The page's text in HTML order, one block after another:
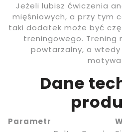
Jeżeli lubisz ćwiczenia
mięśniowych, a przy tym
taki dodatek może być
treningowego. Trening
powtarzalny, a
Dane
Parametr